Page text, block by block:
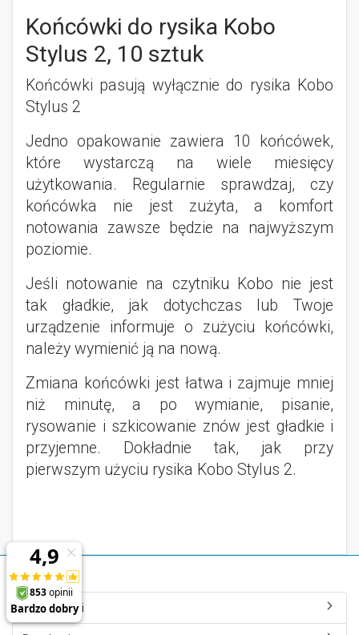
Końcówki do rysika Kobo
Stylus 2, 10 sztuk
Końcówki pasują wyłącznie do rysika Kobo
Stylus 2
Jedno opakowanie zawiera 10 końcówek,
które wystarczą na wiele miesięcy
użytkowania. Regularnie sprawdzaj, czy
końcówka nie jest zużyta, a komfort
notowania zawsze będzie na najwyższym
poziomie.
Jeśli notowanie na czytniku Kobo nie jest
tak gładkie, jak dotychczas lub Twoje
urządzenie informuje o zużyciu końcówki,
należy wymienić ją na nową.
Zmiana końcówki jest łatwa i zajmuje mniej
niż minutę, a po wymianie, pisanie,
rysowanie i szkicowanie znów jest gładkie i
przyjemne. Dokładnie tak, jak przy
pierwszym użyciu rysika Kobo Stylus 2.
Czytio.pl
Dla edukacji